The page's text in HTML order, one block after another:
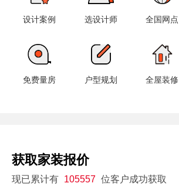
设计案例 选设计师 全国网点
免费量房 户型规划 全屋装修
获取家装报价
现已累计有 105557 位客户成功获取